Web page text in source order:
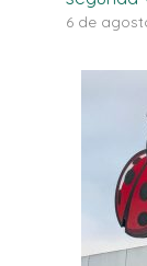
6 de